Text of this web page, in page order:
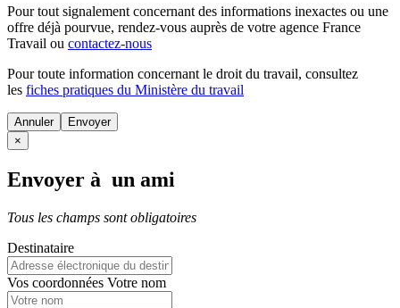
Pour tout signalement concernant des informations inexactes ou une
offre déjà pourvue, rendez-vous auprès de votre agence France
Travail ou contactez-nous
Pour toute information concernant le droit du travail, consultez
les fiches pratiques du Ministère du travail
Annuler
×
Envoyer à un ami
Tous les champs sont obligatoires
Destinataire
Vos coordonnées Votre nom